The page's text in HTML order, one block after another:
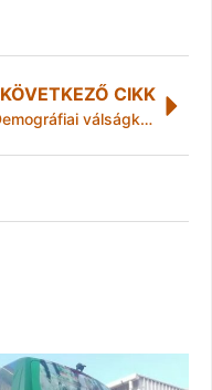
KÖVETKEZŐ CIKK
Demográfiai válságkezelés Fidesz módra: dolgozzanak az idősek